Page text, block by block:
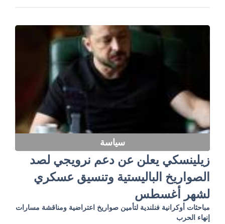
سياسة
زيلينسكي يعلن عن دعم نرويجي لصد
الصواريخ الباليستية وتنسيق عسكري
لشهر أغسطس
مباحثات أوكرانية فنلندية لتأمين صواريخ اعتراضية ومناقشة مسارات
إنهاء الحرب